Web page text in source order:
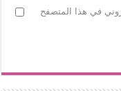
في هذا المتصفح